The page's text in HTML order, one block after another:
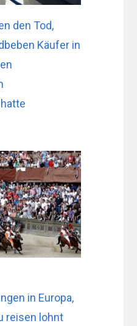
den Tod,
Käufer in
in Europa,
reisen lohnt